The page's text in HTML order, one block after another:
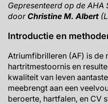
Gepresenteerd op de
doorChristine M. Albert
Introductie en
Atriumfibrilleren (AF) is de
hartritmestoornis en
kwaliteit van leven
meebrengt aan een
beroerte, hartfalen, en CV